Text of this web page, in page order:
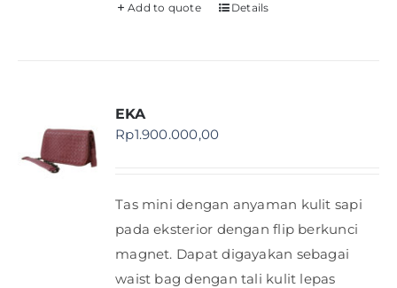
Add to quote Details
EKA
Rp1.900.000,00
Tas mini dengan anyaman kulit sapi
pada eksterior dengan flip berkunci
magnet. Dapat digayakan sebagai
waist bag dengan tali kulit lepas